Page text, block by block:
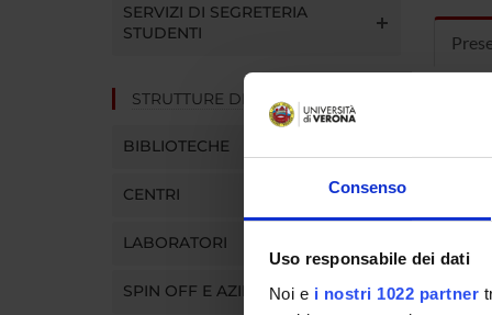
Consenso
Uso responsabile dei dati
Noi e i nostri 1022 partner
SERVIZI DI SEGRETERIA
STUDENTI
STRUTTURE DEL DIPARTIMENTO
BIBLIOTECHE
CENTRI
LABORATORI
SPIN OFF E AZIENDE
Presso